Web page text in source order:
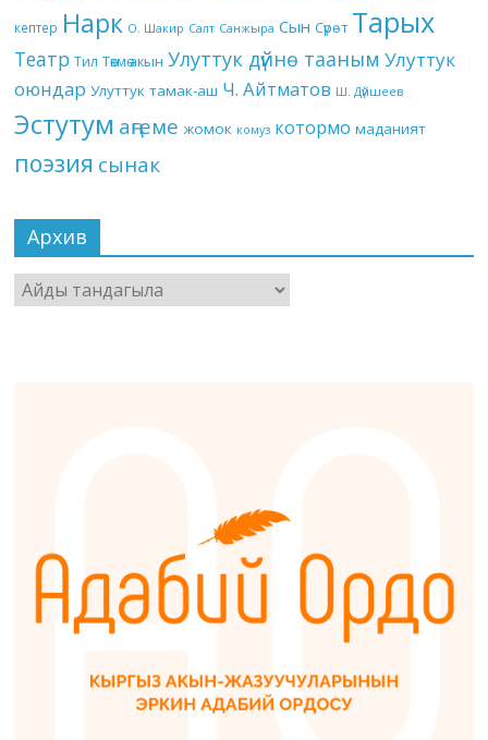
кептер Нарк О. Шакир Салт Санжыра Сын Сүрөт Тарых
Театр Тил Төкмө акын Улуттук дүйнө тааным Улуттук
оюндар Улуттук тамак-аш Ч. Айтматов Ш. Дүйшеев
Эстутум аңгеме жомок комуз котормо маданият
поэзия сынак
Архив
Архив